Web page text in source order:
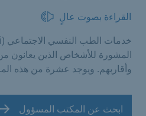
القراءة بصوت عالٍ
المشورة للأشخاص الذين يعانون
وأقاربهم. ويوجد عشرة من هذه
ابحث عن المكتب المسؤول